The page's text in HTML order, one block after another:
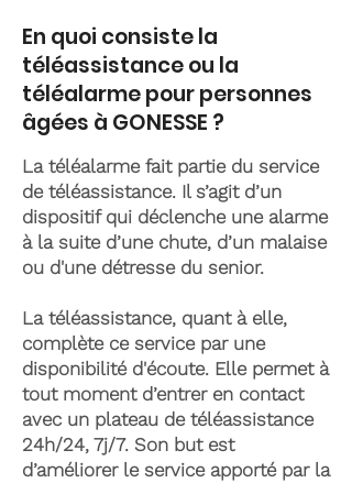
En quoi consiste la
téléassistance ou la
téléalarme pour personnes
âgées à GONESSE ?
La téléalarme fait partie du service
de téléassistance. Il s’agit d’un
dispositif qui déclenche une alarme
à la suite d’une chute, d’un malaise
ou d'une détresse du senior.
La téléassistance, quant à elle,
complète ce service par une
disponibilité d'écoute. Elle permet à
tout moment d’entrer en contact
avec un plateau de téléassistance
24h/24, 7j/7. Son but est
d’améliorer le service apporté par la